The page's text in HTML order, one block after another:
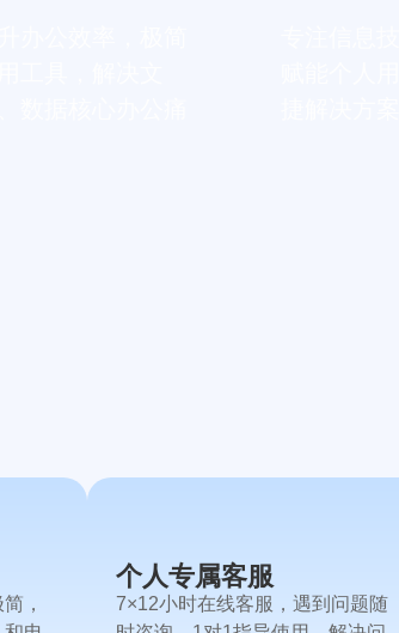
，
个人专属客服
7×12小时在线客服，遇到问题随